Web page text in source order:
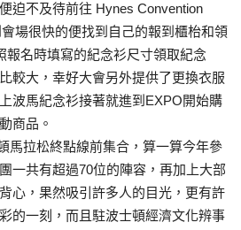
迫不及待前往 Hynes Convention
場很快的便找到自己的報到櫃枱和領
報名時填寫的紀念衫尺寸領取紀念
較大，幸好大會另外提供了更換衣服
波馬紀念衫接著就進到EXPO開始購
商品。
馬拉松終點線前集合，算一算今年參
一共有超過70位的陣容，再加上大部
心，果然吸引許多人的目光，更有許
的一刻，而且駐波士頓經濟文化辨事